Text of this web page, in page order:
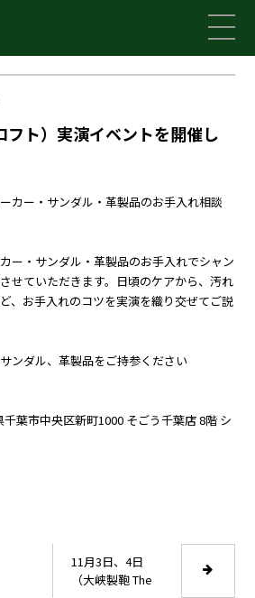
ト）実演イベントを開催し
カー・サンダル・革製品のお手入れ相談
ー・サンダル・革製品のお手入れでシャン
せていただきます。日頃のケアから、汚れ
、お手入れのコツを実演を織り交ぜてご説
ンダル、革製品をご持参ください
葉市中央区新町1000 そごう千葉店 8階 シ
11月3日、4日
（大峡製鞄 The